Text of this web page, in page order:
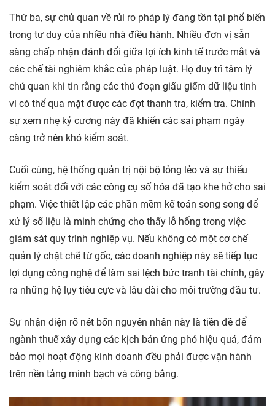
Thứ ba, sự chủ quan về rủi ro pháp lý đang tồn tại phổ biến
trong tư duy của nhiều nhà điều hành. Nhiều đơn vị sẵn
sàng chấp nhận đánh đổi giữa lợi ích kinh tế trước mắt và
các chế tài nghiêm khắc của pháp luật. Họ duy trì tâm lý
chủ quan khi tin rằng các thủ đoạn giấu giếm dữ liệu tinh
vi có thể qua mặt được các đợt thanh tra, kiểm tra. Chính
sự xem nhẹ kỷ cương này đã khiến các sai phạm ngày
càng trở nên khó kiểm soát.
Cuối cùng, hệ thống quản trị nội bộ lỏng lẻo và sự thiếu
kiểm soát đối với các công cụ số hóa đã tạo khe hở cho sai
phạm. Việc thiết lập các phần mềm kế toán song song để
xử lý số liệu là minh chứng cho thấy lỗ hổng trong việc
giám sát quy trình nghiệp vụ. Nếu không có một cơ chế
quản lý chặt chẽ từ gốc, các doanh nghiệp này sẽ tiếp tục
lợi dụng công nghệ để làm sai lệch bức tranh tài chính, gây
ra những hệ lụy tiêu cực và lâu dài cho môi trường đầu tư.
Sự nhận diện rõ nét bốn nguyên nhân này là tiền đề để
ngành thuế xây dựng các kịch bản ứng phó hiệu quả, đảm
bảo mọi hoạt động kinh doanh đều phải được vận hành
trên nền tảng minh bạch và công bằng.